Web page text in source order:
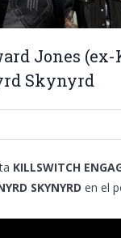
Jones
Skynyrd
KILLSWITCH
SKYNYRD en el